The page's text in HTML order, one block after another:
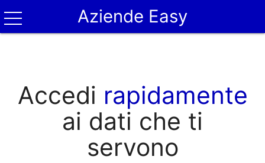
Aziende Easy
Accedi rapidamente
ai dati che ti
servono